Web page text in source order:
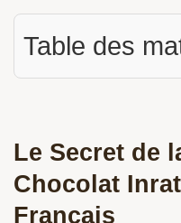
Table des
Le Secret de
Chocolat
Français